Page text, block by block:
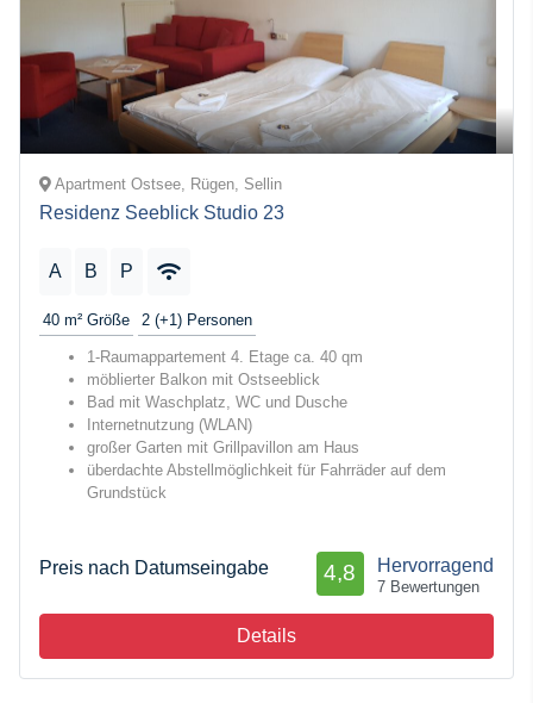
Apartment Ostsee, Rügen, Sellin
Residenz Seeblick Studio 23
A B P
40 m² Größe 2 (+1) Personen
1-Raumappartement 4. Etage ca. 40 qm
möblierter Balkon mit Ostseeblick
Bad mit Waschplatz, WC und Dusche
Internetnutzung (WLAN)
großer Garten mit Grillpavillon am Haus
überdachte Abstellmöglichkeit für Fahrräder auf dem
Grundstück
Preis nach Datumseingabe Hervorragend
4,8
7 Bewertungen
Details